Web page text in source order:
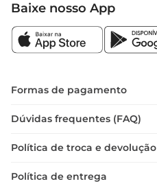
Baixe nosso App
Formas de pagamento
Dúvidas frequentes (FAQ)
Política de troca e devolução
Política de entrega